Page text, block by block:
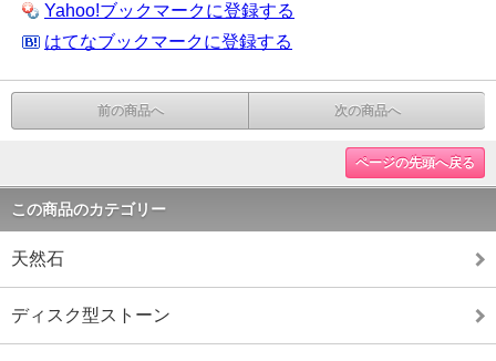
Yahoo!ブックマークに登録する
はてなブックマークに登録する
前の商品へ 次の商品へ
ページの先頭へ戻る
この商品のカテゴリー
天然石
ディスク型ストーン